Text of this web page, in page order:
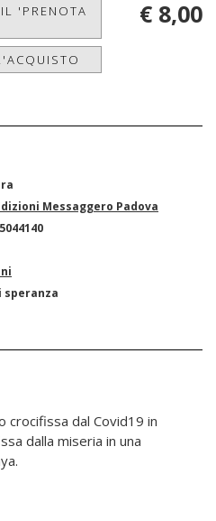
'PRENOTA
€ 8,00
Messaggero Padova
speranza
crocifissa dal Covid19 in
dalla miseria in una